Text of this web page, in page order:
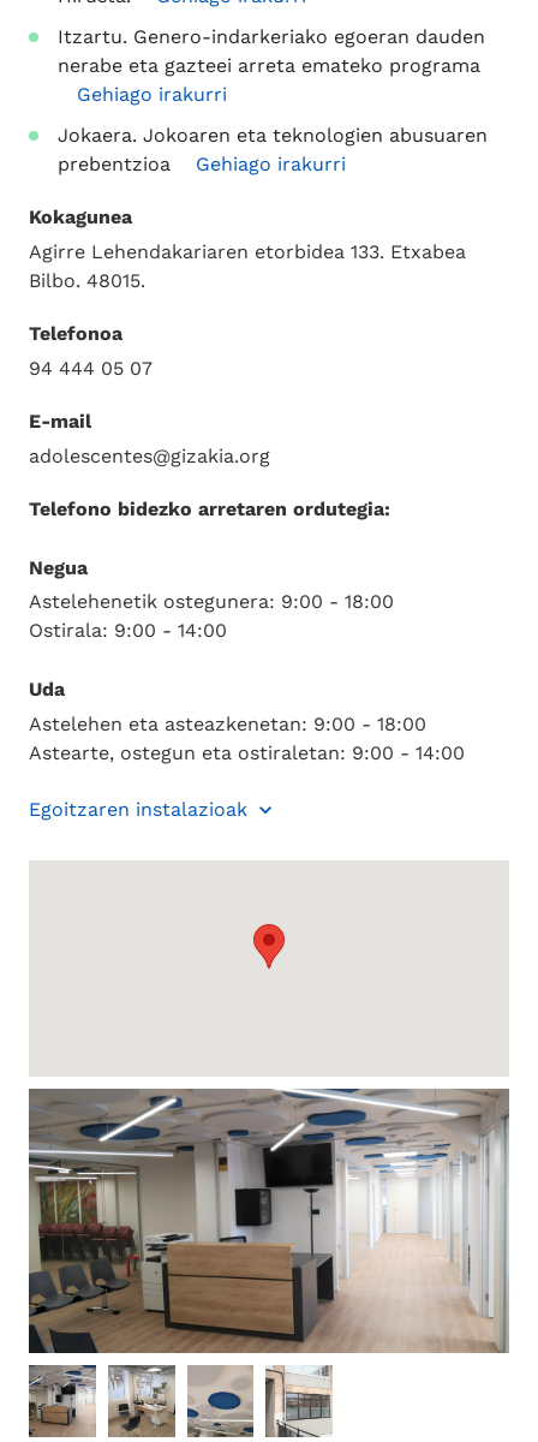
Itzartu. Genero-indarkeriako egoeran dauden
nerabe eta gazteei arreta emateko programa
Gehiago irakurri
Jokaera. Jokoaren eta teknologien abusuaren
prebentzioa
Gehiago irakurri
Kokagunea
Agirre Lehendakariaren etorbidea 133. Etxabea
Bilbo. 48015.
Telefonoa
94 444 05 07
E-mail
adolescentes@gizakia.org
Telefono bidezko arretaren ordutegia:
Negua
Astelehenetik ostegunera: 9:00 - 18:00
Ostirala: 9:00 - 14:00
Uda
Astelehen eta asteazkenetan: 9:00 - 18:00
Astearte, ostegun eta ostiraletan: 9:00 - 14:00
Egoitzaren instalazioak